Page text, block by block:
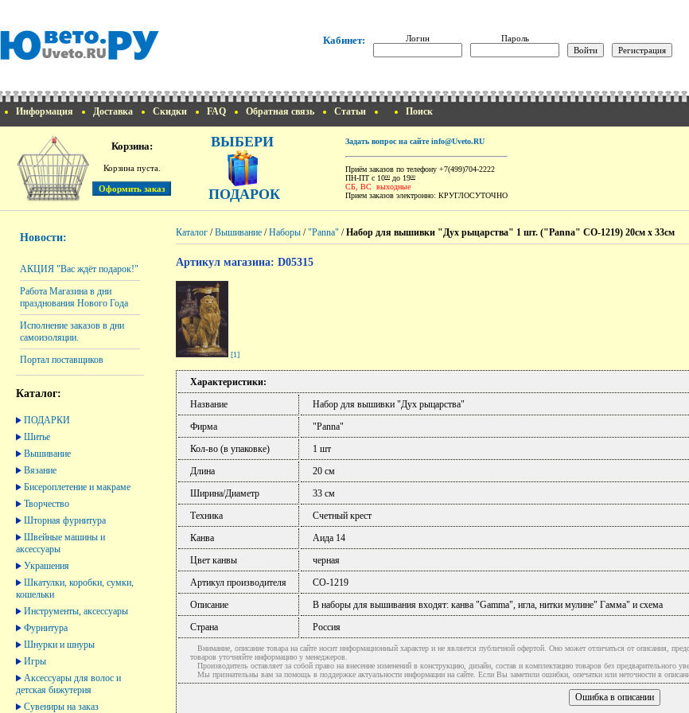
Кабинет: Логин Пароль
Информация Доставка Скидки FAQ Обратная связь Статьи Поиск
Корзина:
Корзина пуста.
ВЫБЕРИ
ПОДАРОК
Задать вопрос на сайте info@Uveto.RU
Приём заказов по телефону +7(499)704-2222
ПН-ПТ с 1000 до 1900
СБ, ВС выходные
Прием заказов электронно: КРУГЛОСУТОЧНО
Новости:
АКЦИЯ "Вас ждёт подарок!"
Работа Магазина в дни
празднования Нового Года
Исполнение заказов в дни
самоизоляции.
Портал поставщиков
Каталог:
ПОДАРКИ
Шитье
Вышивание
Вязание
Бисероплетение и макраме
Творчество
Шторная фурнитура
Швейные машины и
аксессуары
Украшения
Шкатулки, коробки, сумки,
кошельки
Инструменты, аксессуары
Фурнитура
Шнурки и шнуры
Игры
Аксессуары для волос и
детская бижутерия
Сувениры на заказ
Каталог /Вышивание /Наборы /"Panna" /Набор для вышивки "Дух рыцарства" 1 шт. ("Panna" СО-1219) 20см х 33см
Артикул магазина: D05315
[1]
Характеристики:
Название
Набор для вышивки "Дух рыцарства"
Фирма
"Panna"
Кол-во (в упаковке)
1 шт
Длина
20 см
Ширина/Диаметр
33 см
Техника
Счетный крест
Канва
Аида 14
Цвет канвы
черная
Артикул производителя
СО-1219
Описание
В наборы для вышивания входят: канва "Gamma", игла, нитки мулине" Гамма" и схема
Страна
Россия
Внимание, описание товара на сайте носит информационный характер и не является публичной офертой. Оно может отличаться от описания,
товаров уточняйте информацию у менеджеров.
Производитель оставляет за собой право на внесение изменений в конструкцию, дизайн, состав и комплектацию товаров без предварительного
Мы признательны вам за помощь в поддержке актуальности информации на сайте. Если Вы заметили ошибки, опечатки или неточности в